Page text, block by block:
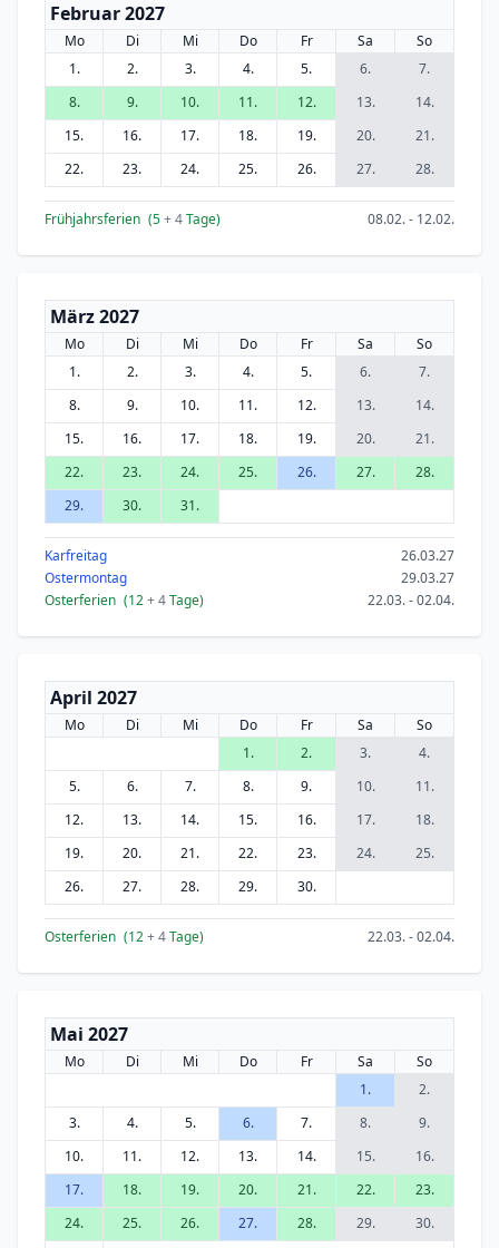
Februar 2027
Mo Di Mi Do Fr Sa
So
1.
2. 3. 4. 5. 6.
7.
8.
9. 10. 11. 12. 13.
14.
15.
16. 17. 18. 19. 20.
21.
22.
23. 24. 25. 26. 27. 28.
Frühjahrsferien (5+ 4Tage) 08.02. - 12.02.
März 2027
Mo Di Mi Do Fr Sa
So
1.
2. 3. 4. 5. 6.
7.
8.
9. 10. 11. 12. 13.
14.
15.
16. 17. 18. 19. 20.
21.
22.
23. 24. 25. 26. 27.
28.
29.
30. 31.
Karfreitag
26.03.27
Ostermontag
29.03.27
Osterferien (12+ 4Tage) 22.03. - 02.04.
April 2027
Mo Di Mi Do Fr Sa
So
1.
2. 3.
4.
5.
6. 7. 8. 9. 10.
11.
12.
13. 14. 15. 16. 17.
18.
19.
20. 21. 22. 23. 24.
25.
26.
27. 28. 29. 30.
Osterferien (12+ 4Tage) 22.03. - 02.04.
Mai 2027
Mo Di Mi Do Fr Sa
So
1.
2.
3.
4. 5. 6. 7. 8.
9.
10.
11. 12. 13. 14. 15.
16.
17.
18. 19. 20. 21. 22.
23.
24.
25. 26. 27. 28. 29.
30.